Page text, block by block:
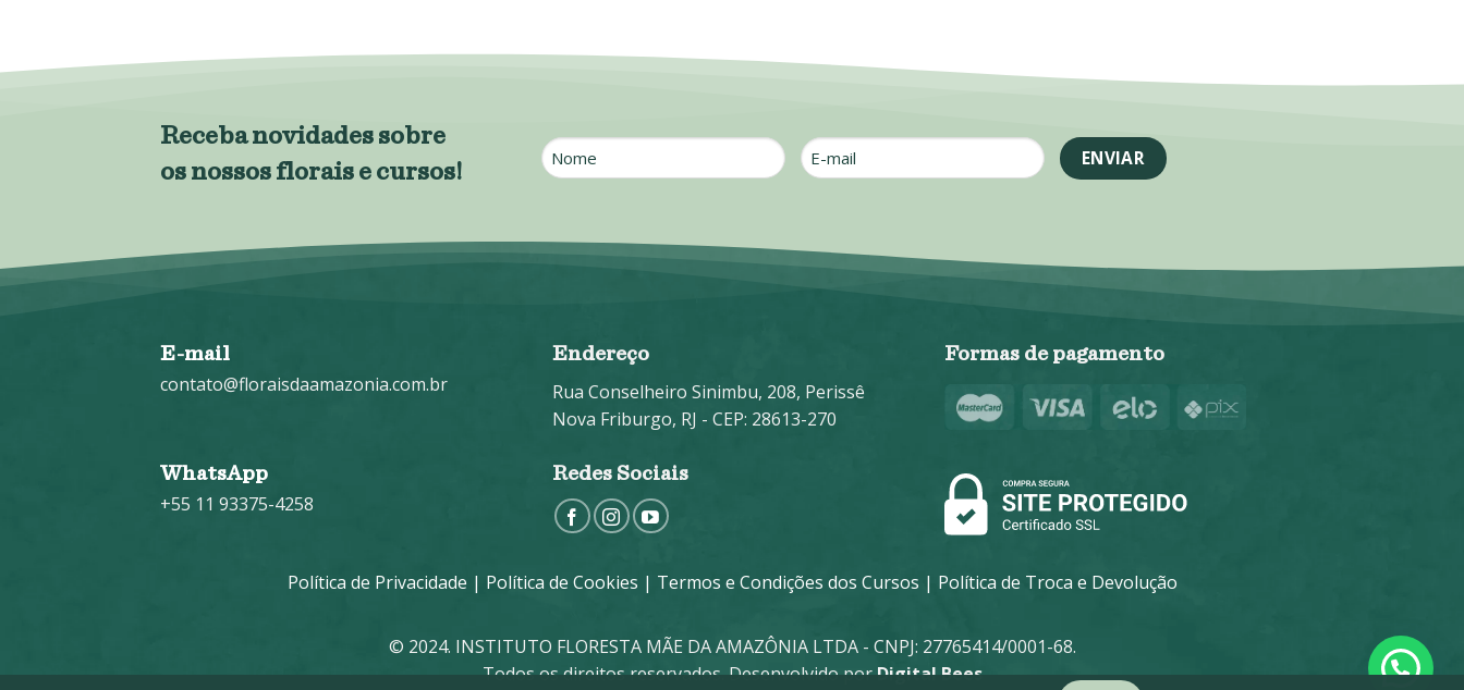
Receba novidades sobre
os nossos florais e cursos!
Nome
E-
mail
E-mail
contato@floraisdaamazonia.com.br
WhatsApp
+55 11 93375-4258
Endereço
Rua Conselheiro Sinimbu, 208, Perissê
Nova Friburgo, RJ - CEP: 28613-270
Redes Sociais
Formas de pagamento
Política de Privacidade | Política de Cookies | Termos e Condições dos Cursos | Política de Troca e Devolução
© 2024. INSTITUTO FLORESTA MÃE DA AMAZÔNIA LTDA - CNPJ: 27765414/0001-68.
Todos os direitos reservados. Desenvolvido porDigital Bees